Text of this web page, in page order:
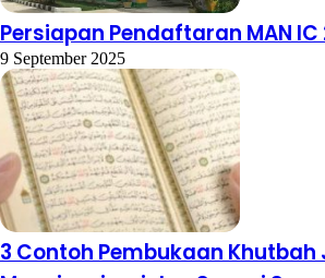
Persiapan Pendaftaran MAN IC
9 September 2025
3 Contoh Pembukaan